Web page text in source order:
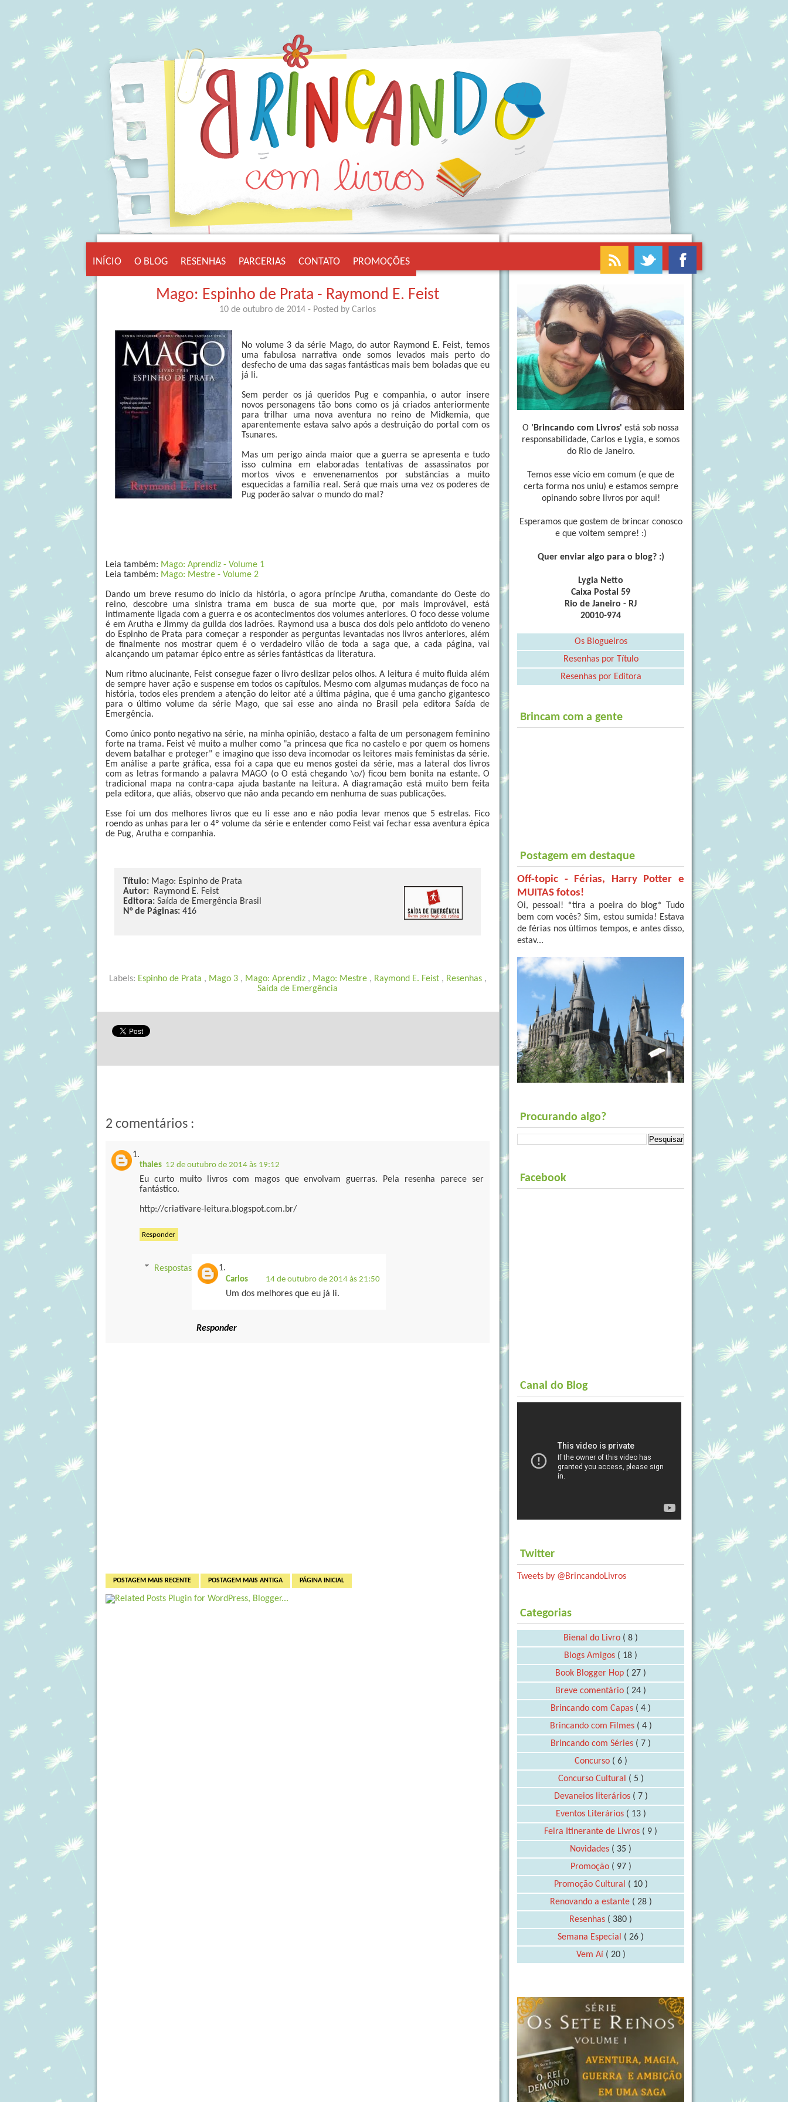
INÍCIO O BLOG RESENHAS PARCERIAS CONTATO PROMOÇÕES
Mago: Espinho de Prata - Raymond E. Feist
10 de outubro de 2014 - Posted by Carlos
No volume 3 da série Mago, do autor Raymond E. Feist, temos
uma fabulosa narrativa onde somos levados mais perto do
desfecho de uma das sagas fantásticas mais bem boladas que eu
já li.
Sem perder os já queridos Pug e companhia, o autor insere
novos personagens tão bons como os já criados anteriormente
para trilhar uma nova aventura no reino de Midkemia, que
aparentemente estava salvo após a destruição do portal com os
Tsunares.
Mas um perigo ainda maior que a guerra se apresenta e tudo
isso culmina em elaboradas tentativas de assassinatos por
mortos vivos e envenenamentos por substâncias a muito
esquecidas a família real. Será que mais uma vez os poderes de
Pug poderão salvar o mundo do mal?
Leia também: Mago: Aprendiz - Volume 1
Leia também: Mago: Mestre - Volume 2
Dando um breve resumo do início da história, o agora príncipe Arutha, comandante do Oeste do
reino, descobre uma sinistra trama em busca de sua morte que, por mais improvável, está
intimamente ligada com a guerra e os acontecimentos dos volumes anteriores. O foco desse volume
é em Arutha e Jimmy da guilda dos ladrões. Raymond usa a busca dos dois pelo antidoto do veneno
do Espinho de Prata para começar a responder as perguntas levantadas nos livros anteriores, além
de finalmente nos mostrar quem é o verdadeiro vilão de toda a saga que, a cada página, vai
alcançando um patamar épico entre as séries fantásticas da literatura.
Num ritmo alucinante, Feist consegue fazer o livro deslizar pelos olhos. A leitura é muito fluida além
de sempre haver ação e suspense em todos os capítulos. Mesmo com algumas mudanças de foco na
história, todos eles prendem a atenção do leitor até a última página, que é uma gancho gigantesco
para o último volume da série Mago, que sai esse ano ainda no Brasil pela editora Saída de
Emergência.
Como único ponto negativo na série, na minha opinião, destaco a falta de um personagem feminino
forte na trama. Feist vê muito a mulher como "a princesa que fica no castelo e por quem os homens
devem batalhar e proteger" e imagino que isso deva incomodar os leitores mais feministas da série.
Em análise a parte gráfica, essa foi a capa que eu menos gostei da série, mas a lateral dos livros
com as letras formando a palavra MAGO (o O está chegando \o/) ficou bem bonita na estante. O
tradicional mapa na contra-capa ajuda bastante na leitura. A diagramação está muito bem feita
pela editora, que aliás, observo que não anda pecando em nenhuma de suas publicações.
Esse foi um dos melhores livros que eu li esse ano e não podia levar menos que 5 estrelas. Fico
roendo as unhas para ler o 4º volume da série e entender como Feist vai fechar essa aventura épica
de Pug, Arutha e companhia.
Título: Mago: Espinho de Prata
Autor:
Raymond E. Feist
Editora: Saída de Emergência Brasil
N° de Páginas: 416
Labels: Espinho de Prata , Mago 3 , Mago: Aprendiz , Mago: Mestre , Raymond E. Feist , Resenhas ,
Saída de Emergência
2 comentários :
thales 12 de outubro de 2014 às 19:12
Eu curto muito livros com magos que envolvam guerras. Pela resenha parece ser
fantástico.
http://criativare-leitura.blogspot.com.br/
Responder
Respostas
Carlos 14 de outubro de 2014 às 21:50
Um dos melhores que eu já li.
Responder
POSTAGEM MAIS RECENTE POSTAGEM MAIS ANTIGA PÁGINA INICIAL
O 'Brincando com Livros' está sob nossa
responsabilidade, Carlos e Lygia, e somos
do Rio de Janeiro.
Temos esse vício em comum (e que de
certa forma nos uniu) e estamos sempre
opinando sobre livros por aqui!
Esperamos que gostem de brincar conosco
e que voltem sempre! :)
Quer enviar algo para o blog? :)
Lygia Netto
Caixa Postal 59
Rio de Janeiro - RJ
20010-974
Os Blogueiros
Resenhas por Título
Resenhas por Editora
Brincam com a gente
Postagem em destaque
Off-topic - Férias, Harry Potter e
MUITAS fotos!
Oi, pessoal! *tira a poeira do blog* Tudo
bem com vocês? Sim, estou sumida! Estava
de férias nos últimos tempos, e antes disso,
estav...
Procurando algo?
Facebook
Canal do Blog
Twitter
Tweets by @BrincandoLivros
Categorias
Bienal do Livro ( 8 )
Blogs Amigos ( 18 )
Book Blogger Hop ( 27 )
Breve comentário ( 24 )
Brincando com Capas ( 4 )
Brincando com Filmes ( 4 )
Brincando com Séries ( 7 )
Concurso ( 6 )
Concurso Cultural ( 5 )
Devaneios literários ( 7 )
Eventos Literários ( 13 )
Feira Itinerante de Livros ( 9 )
Novidades ( 35 )
Promoção ( 97 )
Promoção Cultural ( 10 )
Renovando a estante ( 28 )
Resenhas ( 380 )
Semana Especial ( 26 )
Vem Aí ( 20 )